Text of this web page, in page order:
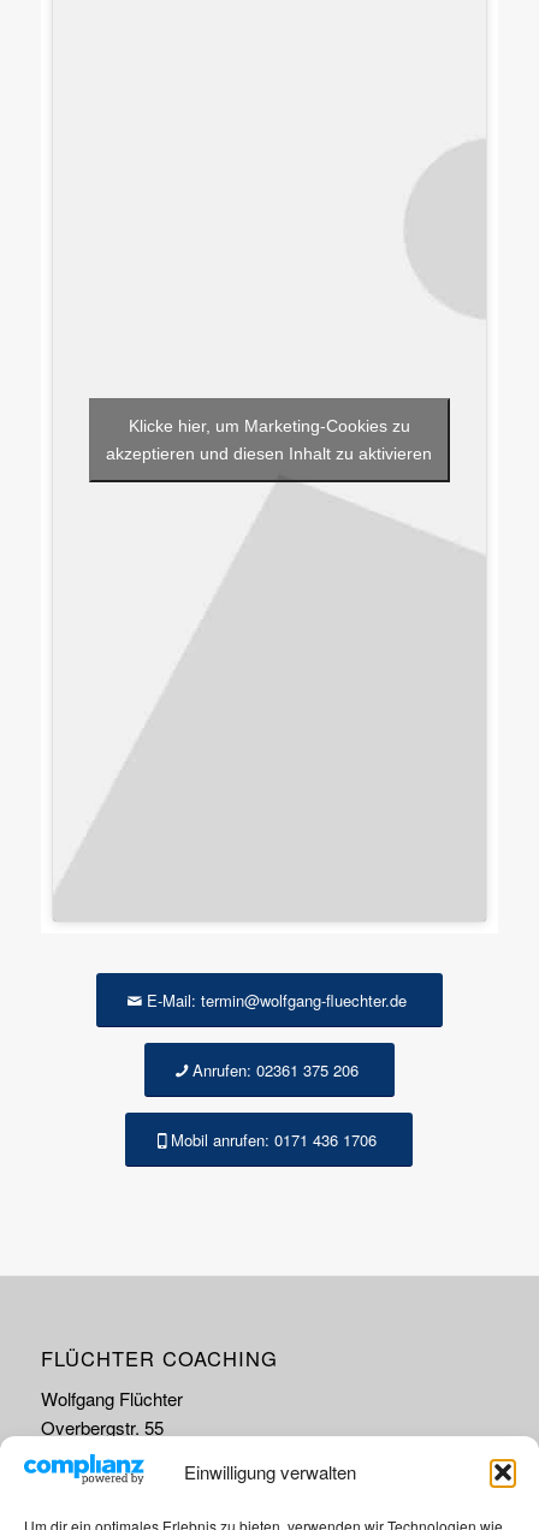
Einwilligung verwalten
Um dir ein optimales Erlebnis zu bieten, verwenden wir Technologien wie
Klicke hier, um Marketing-Cookies zu
akzeptieren und diesen Inhalt zu aktivieren
E-Mail: termin@wolfgang-fluechter.de
Anrufen: 02361 375 206
Mobil anrufen: 0171 436 1706
FLÜCHTER COACHING
Wolfgang Flüchter
Overbergstr. 55
45663 Recklinghausen